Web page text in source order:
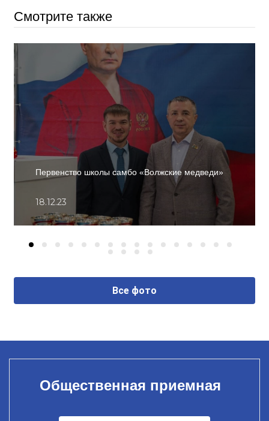
Смотрите также
Первенство школы самбо «Волжские медведи»
18.12.23
Все фото
Общественная приемная